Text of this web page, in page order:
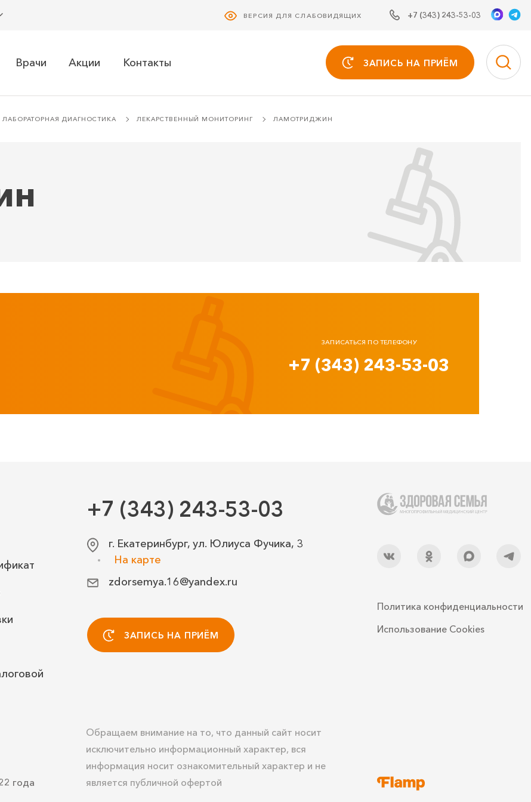
ВЕРСИЯ ДЛЯ СЛАБОВИДЯЩИХ +7 (343) 243-53-03
Врачи Акции Контакты ЗАПИСЬ НА ПРИЁМ
ЛАБОРАТОРНАЯ ДИАГНОСТИКА ЛЕКАРСТВЕННЫЙ МОНИТОРИНГ ЛАМОТРИДЖИН
ЗАПИСАТЬСЯ ПО ТЕЛЕФОНУ
+7 (343) 243-53-03
+7 (343) 243-53-03
г. Екатеринбург, ул. Юлиуса Фучика, 3
На карте
zdorsemya.16@yandex.ru
ЗАПИСЬ НА ПРИЁМ
Политика конфиденциальности
Использование Cookies
года
Обращаем внимание на то, что данный сайт носит
исключительно информационный характер, вся
информация носит ознакомительный характер и не
является публичной офертой